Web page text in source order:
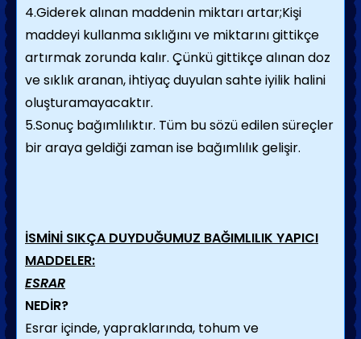
4.Giderek alınan maddenin miktarı artar;Kişi
maddeyi kullanma sıklığını ve miktarını gittikçe
artırmak zorunda kalır. Çünkü gittikçe alınan doz
ve sıklık aranan, ihtiyaç duyulan sahte iyilik halini
oluşturamayacaktır.
5.Sonuç bağımlılıktır. Tüm bu sözü edilen süreçler
bir araya geldiği zaman ise bağımlılık gelişir.
İSMİNİ SIKÇA DUYDUĞUMUZ BAĞIMLILIK YAPICI
MADDELER:
ESRAR
NEDİR?
Esrar içinde, yapraklarında, tohum ve